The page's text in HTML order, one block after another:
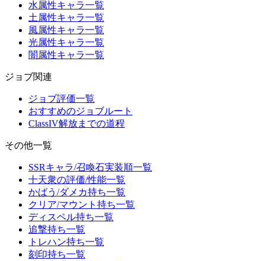
水属性キャラ一覧
土属性キャラ一覧
風属性キャラ一覧
光属性キャラ一覧
闇属性キャラ一覧
ジョブ関連
ジョブ評価一覧
おすすめのジョブルート
ClassIV解放までの道程
その他一覧
SSRキャラ/召喚石実装順一覧
十天衆の評価/性能一覧
かばう/ダメカ持ち一覧
クリア/マウント持ち一覧
ディスペル持ち一覧
追撃持ち一覧
トレハン持ち一覧
刻印持ち一覧